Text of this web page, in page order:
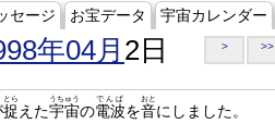
セージ お宝データ 宇宙カレンダー
年04月 2日 > >>
捉
とら
えた宇宙
うちゅう
の電波
でんぱ
を音
おと
にしました。